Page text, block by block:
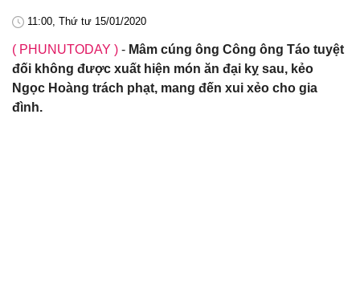
11:00, Thứ tư 15/01/2020
( PHUNUTODAY ) - Mâm cúng ông Công ông Táo tuyệt
đối không được xuất hiện món ăn đại kỵ sau, kẻo
Ngọc Hoàng trách phạt, mang đến xui xẻo cho gia
đình.